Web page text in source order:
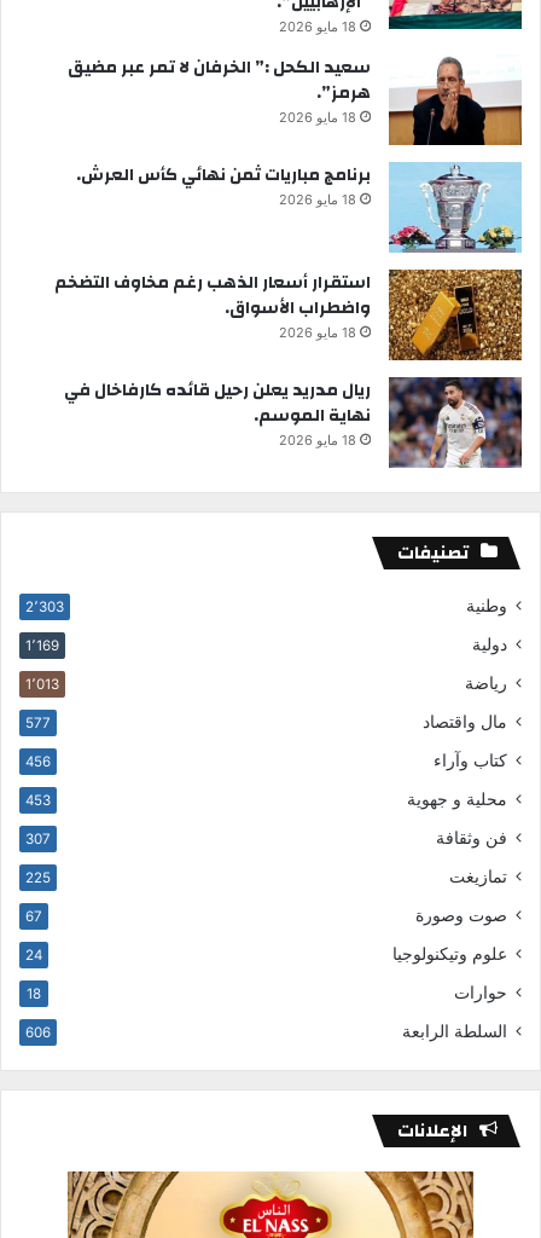
18 مايو 2026
سعيد الكحل :” الخرفان لا تمر عبر مضيق
هرمز”.
18 مايو 2026
برنامج مباريات ثمن نهائي كأس العرش.
18 مايو 2026
استقرار أسعار الذهب رغم مخاوف التضخم
واضطراب الأسواق.
18 مايو 2026
ريال مدريد يعلن رحيل قائده كارفاخال في
نهاية الموسم.
18 مايو 2026
تصنيفات
وطنية 2٬303
دولية 1٬169
رياضة 1٬013
مال واقتصاد 577
كتاب وآراء 456
محلية و جهوية 453
فن وثقافة 307
تمازيغت 225
صوت وصورة 67
علوم وتيكنولوجيا 24
حوارات 18
السلطة الرابعة 606
الإعلانات